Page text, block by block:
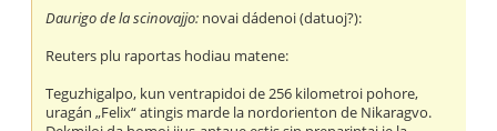
Daurigo de la scinovajjo: novai dádenoi (datuoj?):
Reuters plu raportas hodiau matene:
Teguzhigalpo, kun ventrapidoi de 256 kilometroi pohore,
uragán „Felix“ atingis marde la nordorienton de Nikaragvo.